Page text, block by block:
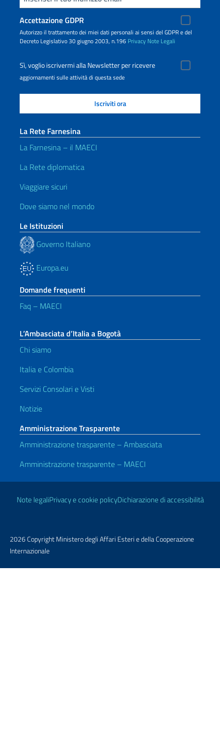
Accettazione GDPR
Autorizzo il trattamento dei miei dati personali ai sensi del GDPR e del
Decreto Legislativo 30 giugno 2003, n.196 Privacy Note Legali
Sì, voglio iscrivermi alla Newsletter per ricevere
aggiornamenti sulle attività di questa sede
La Rete Farnesina
La Farnesina – il MAECI
La Rete diplomatica
Viaggiare sicuri
Dove siamo nel mondo
Le Istituzioni
Governo Italiano
Europa.eu
Domande frequenti
Faq – MAECI
L’Ambasciata d’Italia a Bogotà
Chi siamo
Italia e Colombia
Servizi Consolari e Visti
Notizie
Amministrazione Trasparente
Amministrazione trasparente – Ambasciata
Amministrazione trasparente – MAECI
Link Utili
Note legaliPrivacy e cookie policyDichiarazione di accessibilità
2026 Copyright Ministero degli Affari Esteri e della Cooperazione
Internazionale